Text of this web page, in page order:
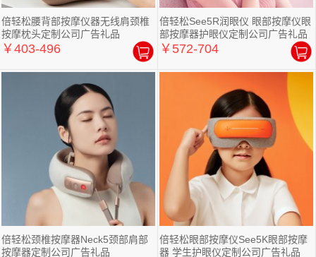
倍轻松腰背部按摩仪器无线肩颈椎
按摩枕头定制公司广告礼品
￥403-496
倍轻松See5R润眼仪 眼部按摩仪眼
部按摩器护眼仪定制公司广告礼品
￥572-704
倍轻松颈椎按摩器Neck5颈部肩部
按摩器定制公司广告礼品
倍轻松眼部按摩仪See5K眼部按摩
器 学生护眼仪定制公司广告礼品